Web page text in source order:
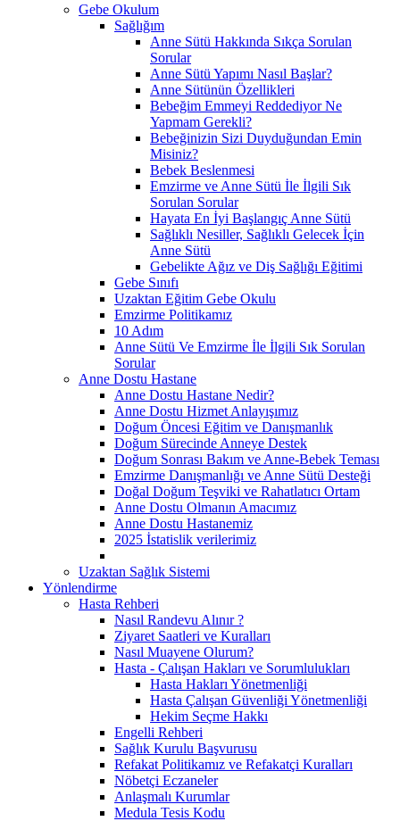
Gebe Okulum
Sağlığım
Anne Sütü Hakkında Sıkça Sorulan
Sorular
Anne Sütü Yapımı Nasıl Başlar?
Anne Sütünün Özellikleri
Bebeğim Emmeyi Reddediyor Ne
Yapmam Gerekli?
Bebeğinizin Sizi Duyduğundan Emin
Misiniz?
Bebek Beslenmesi
Emzirme ve Anne Sütü İle İlgili Sık
Sorulan Sorular
Hayata En İyi Başlangıç Anne Sütü
Sağlıklı Nesiller, Sağlıklı Gelecek İçin
Anne Sütü
Gebelikte Ağız ve Diş Sağlığı Eğitimi
Gebe Sınıfı
Uzaktan Eğitim Gebe Okulu
Emzirme Politikamız
10 Adım
Anne Sütü Ve Emzirme İle İlgili Sık Sorulan
Sorular
Anne Dostu Hastane
Anne Dostu Hastane Nedir?
Anne Dostu Hizmet Anlayışımız
Doğum Öncesi Eğitim ve Danışmanlık
Doğum Sürecinde Anneye Destek
Doğum Sonrası Bakım ve Anne-Bebek Teması
Emzirme Danışmanlığı ve Anne Sütü Desteği
Doğal Doğum Teşviki ve Rahatlatıcı Ortam
Anne Dostu Olmanın Amacımız
Anne Dostu Hastanemiz
2025 İstatislik verilerimiz
Uzaktan Sağlık Sistemi
Yönlendirme
Hasta Rehberi
Nasıl Randevu Alınır ?
Ziyaret Saatleri ve Kuralları
Nasıl Muayene Olurum?
Hasta - Çalışan Hakları ve Sorumlulukları
Hasta Hakları Yönetmenliği
Hasta Çalışan Güvenliği Yönetmenliği
Hekim Seçme Hakkı
Engelli Rehberi
Sağlık Kurulu Başvurusu
Refakat Politikamız ve Refakatçi Kuralları
Nöbetçi Eczaneler
Anlaşmalı Kurumlar
Medula Tesis Kodu